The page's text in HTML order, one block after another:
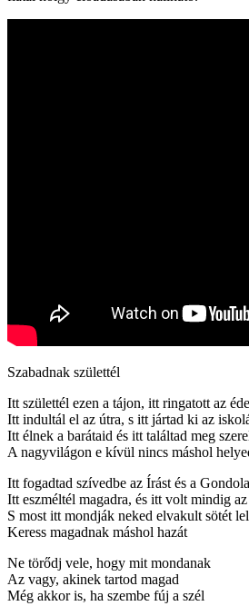
Szabadnak születtél
Itt születtél ezen a tájon, itt ringatott az
Itt indultál el az útra, s itt jártad ki az
Itt élnek a barátaid és itt találtad meg
A nagyvilágon e kívül nincs máshol
Itt fogadtad szívedbe az Írást és a
Itt eszméltél magadra, és itt volt mindig
S most itt mondják neked elvakult sötét
Keress magadnak máshol hazát
Ne törődj vele, hogy mit mondanak
Az vagy, akinek tartod magad
Még akkor is, ha szembe fúj a szél